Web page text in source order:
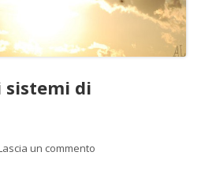
sistemi di
un commento